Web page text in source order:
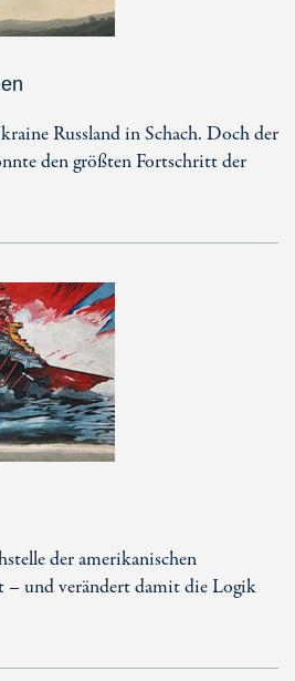
Russland in Schach. Doch der
den größten Fortschritt der
der amerikanischen
und verändert damit die Logik